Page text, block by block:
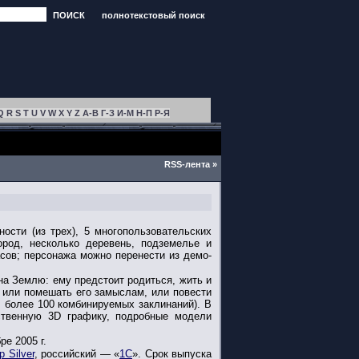
ПОИСК полнотекстовый поиск
R S T U V W X Y Z А-В Г-З И-М Н-П Р-Я
RSS-лента »
(из трех), 5 многопользовательских
несколько деревень, подземелье и
персонажа можно перенести из демо-
Землю: ему предстоит родиться, жить и
помешать его замыслам, или повести
100 комбинируемых заклинаний). В
3D графику, подробные модели
2005 г.
Silver, российский — «1С». Срок выпуска